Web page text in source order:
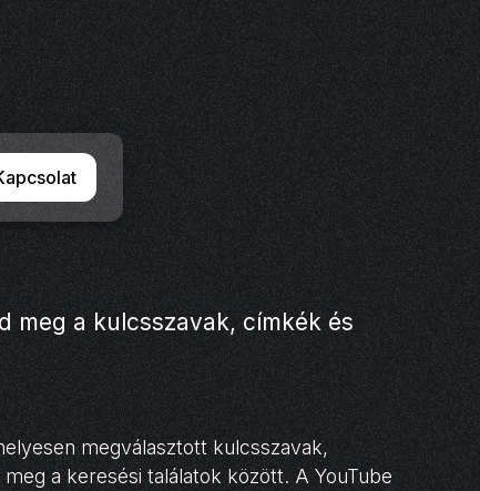
meg a kulcsszavak, címkék és
megválasztott kulcsszavak,
a keresési találatok között. A YouTube